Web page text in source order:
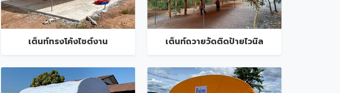
เต็นท์ทรงโค้งไซต์งาน เต็นท์ถวายวัดติดป้ายไวนิล